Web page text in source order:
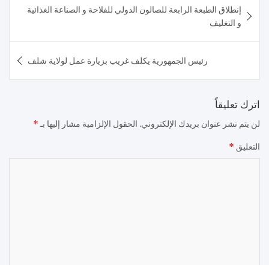
المقالات
إنطلاق الطبعة الرابعة للصالون الدولي للفلاحة و الصناعة الغذائية
و التغليف
رئيس الجمهورية يكلف غريب بزيارة عمل لولاية شلف
اترك تعليقاً
لن يتم نشر عنوان بريدك الإلكتروني. الحقول الإلزامية مشار إليها بـ*
التعليق *